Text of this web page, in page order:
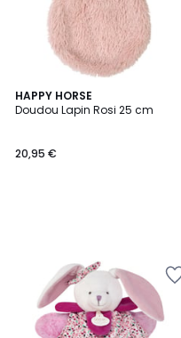
HAPPY HORSE
Doudou Lapin Rosi 25 cm
20,95 €